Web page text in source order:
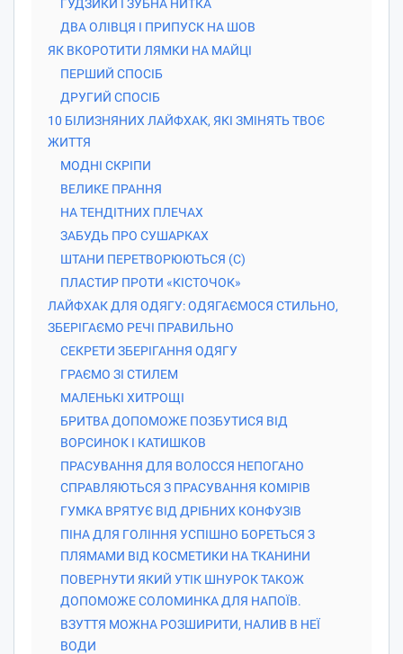
ҐУДЗИКИ І ЗУБНА НИТКА
ДВА ОЛІВЦЯ І ПРИПУСК НА ШОВ
ЯК ВКОРОТИТИ ЛЯМКИ НА МАЙЦІ
ПЕРШИЙ СПОСІБ
ДРУГИЙ СПОСІБ
10 БІЛИЗНЯНИХ ЛАЙФХАК, ЯКІ ЗМІНЯТЬ ТВОЄ
ЖИТТЯ
МОДНІ СКРІПИ
ВЕЛИКЕ ПРАННЯ
НА ТЕНДІТНИХ ПЛЕЧАХ
ЗАБУДЬ ПРО СУШАРКАХ
ШТАНИ ПЕРЕТВОРЮЮТЬСЯ (С)
ПЛАСТИР ПРОТИ «КІСТОЧОК»
ЛАЙФХАК ДЛЯ ОДЯГУ: ОДЯГАЄМОСЯ СТИЛЬНО,
ЗБЕРІГАЄМО РЕЧІ ПРАВИЛЬНО
СЕКРЕТИ ЗБЕРІГАННЯ ОДЯГУ
ГРАЄМО ЗІ СТИЛЕМ
МАЛЕНЬКІ ХИТРОЩІ
БРИТВА ДОПОМОЖЕ ПОЗБУТИСЯ ВІД
ВОРСИНОК І КАТИШКОВ
ПРАСУВАННЯ ДЛЯ ВОЛОССЯ НЕПОГАНО
СПРАВЛЯЮТЬСЯ З ПРАСУВАННЯ КОМІРІВ
ГУМКА ВРЯТУЄ ВІД ДРІБНИХ КОНФУЗІВ
ПІНА ДЛЯ ГОЛІННЯ УСПІШНО БОРЕТЬСЯ З
ПЛЯМАМИ ВІД КОСМЕТИКИ НА ТКАНИНИ
ПОВЕРНУТИ ЯКИЙ УТІК ШНУРОК ТАКОЖ
ДОПОМОЖЕ СОЛОМИНКА ДЛЯ НАПОЇВ.
ВЗУТТЯ МОЖНА РОЗШИРИТИ, НАЛИВ В НЕЇ
ВОДИ